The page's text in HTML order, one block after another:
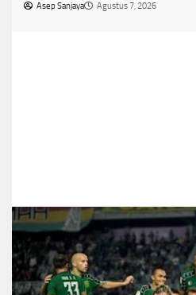
Asep Sanjaya Agustus 7, 2026